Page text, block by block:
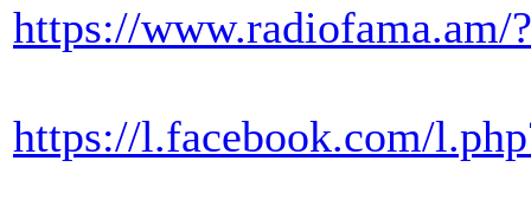
https://www.radiofama.am/
https://l.facebook.com/